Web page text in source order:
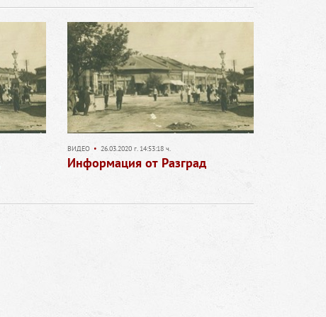
ВИДЕО • 26.03.2020 г. 14:53:18 ч.
Информация от Разград